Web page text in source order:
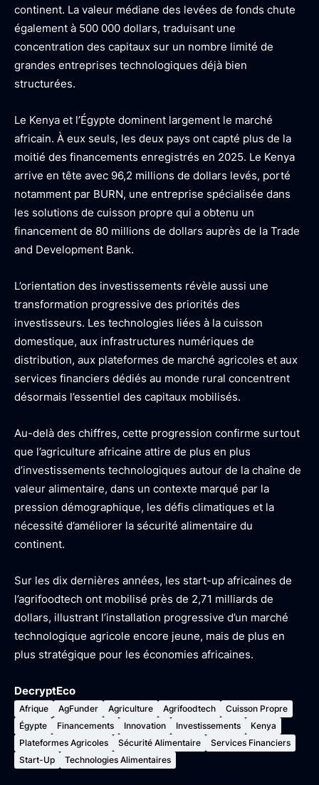
continent. La valeur médiane des levées de fonds chute
également à 500 000 dollars, traduisant une
concentration des capitaux sur un nombre limité de
grandes entreprises technologiques déjà bien
structurées.
Le Kenya et l’Égypte dominent largement le marché
africain. À eux seuls, les deux pays ont capté plus de la
moitié des financements enregistrés en 2025. Le Kenya
arrive en tête avec 96,2 millions de dollars levés, porté
notamment par BURN, une entreprise spécialisée dans
les solutions de cuisson propre qui a obtenu un
financement de 80 millions de dollars auprès de la Trade
and Development Bank.
L’orientation des investissements révèle aussi une
transformation progressive des priorités des
investisseurs. Les technologies liées à la cuisson
domestique, aux infrastructures numériques de
distribution, aux plateformes de marché agricoles et aux
services financiers dédiés au monde rural concentrent
désormais l’essentiel des capitaux mobilisés.
Au-delà des chiffres, cette progression confirme surtout
que l’agriculture africaine attire de plus en plus
d’investissements technologiques autour de la chaîne de
valeur alimentaire, dans un contexte marqué par la
pression démographique, les défis climatiques et la
nécessité d’améliorer la sécurité alimentaire du
continent.
Sur les dix dernières années, les start-up africaines de
l’agrifoodtech ont mobilisé près de 2,71 milliards de
dollars, illustrant l’installation progressive d’un marché
technologique agricole encore jeune, mais de plus en
plus stratégique pour les économies africaines.
DecryptEco
Afrique AgFunder Agriculture Agrifoodtech
Cuisson Propre
Égypte
Financements Innovation Investissements
Kenya
Plateformes Agricoles
Sécurité Alimentaire
Services Financiers
Start-Up
Technologies Alimentaires